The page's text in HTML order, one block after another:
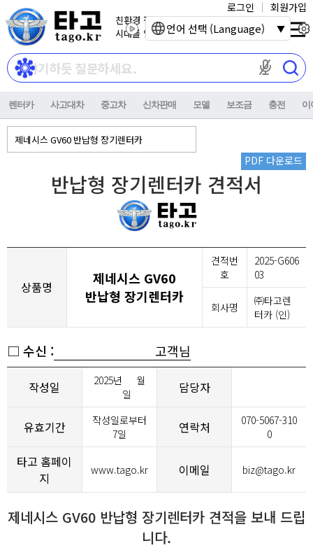
친환경 전기자동차
시대를 열어갑니다.
마이크 권한이
로그인 회원가입
렌터카 사고대차 중고차 신차판매 모델 보조금 충전 이
PDF 다운로드
반납형 장기렌터카 견적서
상품명
제네시스 GV60
반납형 장기렌터카
견적번
호
2025-G606
03
회사명
㈜타고렌
터카 (인)
□ 수신 : 고객님
작성일 2025년
월
일
담당자
유효기간
작성일로부터
7일
연락처
070-5067-310
0
타고 홈페이
지
www.tago.kr 이메일 biz@tago.kr
제네시스 GV60 반납형 장기렌터카 견적을 보내 드립
니다.
언어 선택 (Language)